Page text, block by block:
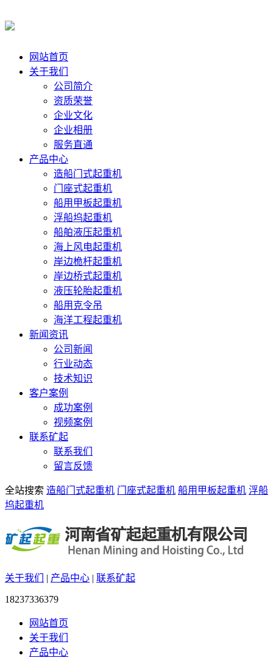
网站首页
关于我们
公司简介
资质荣誉
企业文化
企业相册
服务直通
产品中心
造船门式起重机
门座式起重机
船用甲板起重机
浮船坞起重机
船舶液压起重机
海上风电起重机
岸边桅杆起重机
岸边桥式起重机
液压轮胎起重机
船用克令吊
海洋工程起重机
新闻资讯
公司新闻
行业动态
技术知识
客户案例
成功案例
视频案例
联系矿起
联系我们
留言反馈
全站搜索 造船门式起重机 门座式起重机 船用甲板起重机 浮船
坞起重机
关于我们 | 产品中心 | 联系矿起
18237336379
网站首页
关于我们
产品中心